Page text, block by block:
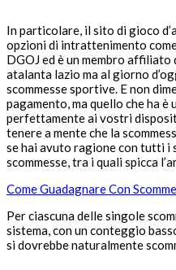
In particolare, il sito di gioco
opzioni di intrattenimento
DGOJ ed è un membro affiliato
atalanta lazio ma al giorno
scommesse sportive. E non
pagamento, ma quello che ha
perfettamente ai vostri
tenere a mente che la
se hai avuto ragione con tutti i
scommesse, tra i quali spicca
Come Guadagnare Con
Per ciascuna delle singole
sistema, con un conteggio
si dovrebbe naturalmente